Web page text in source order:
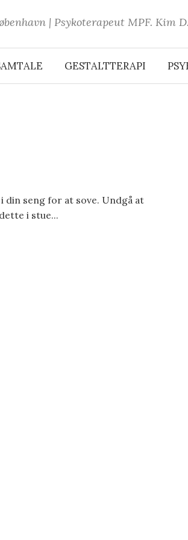
| Psykoterapeut MPF. Kim
GESTALTTERAPI
din seng for at sove. Undgå at
i stue...